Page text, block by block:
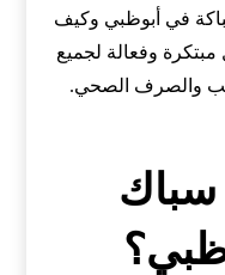
في أبوظبي وكيف
وفعالة لجميع
والصرف الصحي.
سباك